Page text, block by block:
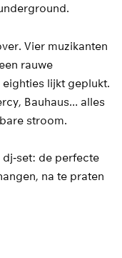
Vier muzikanten
rauwe
lijkt geplukt.
Bauhaus… alles
stroom.
de perfecte
na te praten